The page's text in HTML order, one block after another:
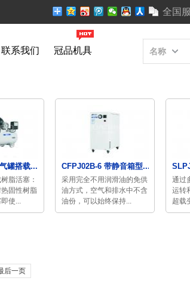
全国
联系我们 冠品机具 名称
罐搭载...
脂活塞：
固性树脂
使...
CFPJ02B-6 带静音箱型...
采用完全不用润滑油的免供
油方式，空气和排水中不含
油份，可以始终保持...
通过
运转
超载
后一页